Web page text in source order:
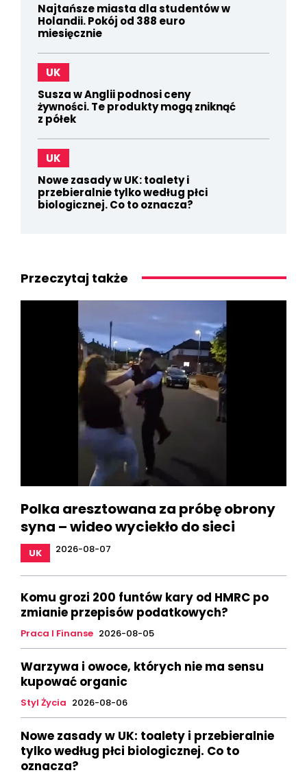
Najtańsze miasta dla studentów w
Holandii. Pokój od 388 euro
miesięcznie
UK
Susza w Anglii podnosi ceny
żywności. Te produkty mogą zniknąć
z półek
UK
Nowe zasady w UK: toalety i
przebieralnie tylko według płci
biologicznej. Co to oznacza?
Przeczytaj także
Polka aresztowana za próbę obrony
syna – wideo wyciekło do sieci
UK 2026-08-07
Komu grozi 200 funtów kary od HMRC po
zmianie przepisów podatkowych?
Praca I Finanse 2026-08-05
Warzywa i owoce, których nie ma sensu
kupować organic
Styl Życia 2026-08-06
Nowe zasady w UK: toalety i przebieralnie
tylko według płci biologicznej. Co to
oznacza?